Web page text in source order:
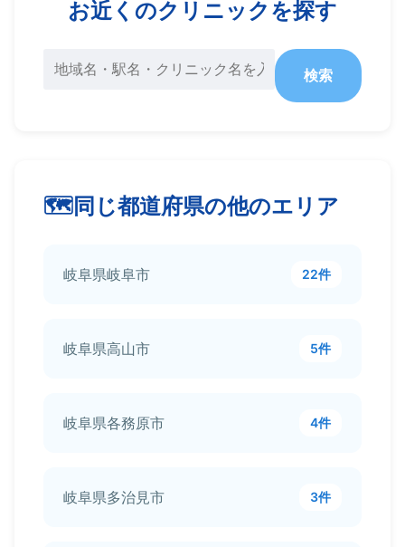
お近くのクリニックを探す
検索
同じ都道府県の他のエリア
岐阜県岐阜市 22件
岐阜県高山市 5件
岐阜県各務原市 4件
岐阜県多治見市 3件